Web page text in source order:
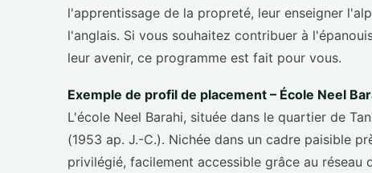
l'apprentissage de la propreté, leur enseigner
l'anglais. Si vous souhaitez contribuer à
leur avenir, ce programme est fait pour vous.
Exemple de profil de placement – École Neel
L'école Neel Barahi, située dans le quartier de
(1953 ap. J.-C.). Nichée dans un cadre paisible
privilégié, facilement accessible grâce au